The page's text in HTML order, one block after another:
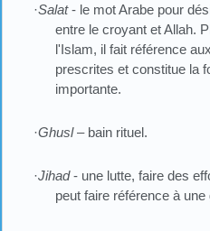
·Salat- le mot Arabe pour
entre le croyant et Allah.
l'Islam, il fait référence
prescrites et constitue la
importante.
·Ghusl– bain rituel.
·Jihad- une lutte, faire des
peut faire référence à une